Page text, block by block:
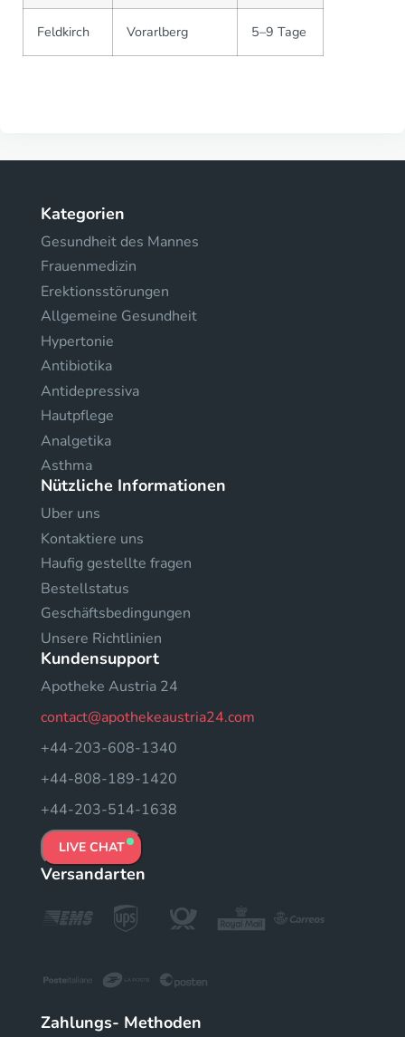
Feldkirch Vorarlberg 5–9 Tage
Kategorien
Gesundheit des Mannes
Frauenmedizin
Erektionsstörungen
Allgemeine Gesundheit
Hypertonie
Antibiotika
Antidepressiva
Hautpflege
Analgetika
Asthma
Nützliche Informationen
Uber uns
Kontaktiere uns
Haufig gestellte fragen
Bestellstatus
Geschäftsbedingungen
Unsere Richtlinien
Kundensupport
Apotheke Austria 24
contact@apothekeaustria24.com
+44-203-608-1340
+44-808-189-1420
+44-203-514-1638
LIVE CHAT
Versandarten
Zahlungs- Methoden